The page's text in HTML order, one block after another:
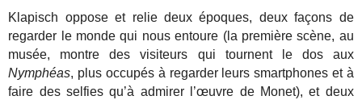
Klapisch oppose et relie deux époques, deux façons de
regarder le monde qui nous entoure (la première scène, au
musée, montre des visiteurs qui tournent le dos aux
Nymphéas, plus occupés à regarder leurs smartphones et à
faire des selfies qu’à admirer l’œuvre de Monet), et deux